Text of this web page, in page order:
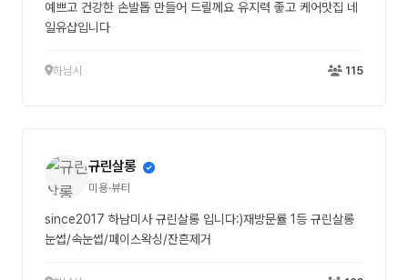
예쁘고 건강한 손발톱 만들어 드릴께요 유지력 좋고 케어맛집 네
일유샵입니다
하남시 115
규린살롱
미용·뷰티
since2017 하남미사 규린살롱 입니다:)재방문률 1등 규린살롱
눈썹/속눈썹/페이스왁싱/잔흔제거